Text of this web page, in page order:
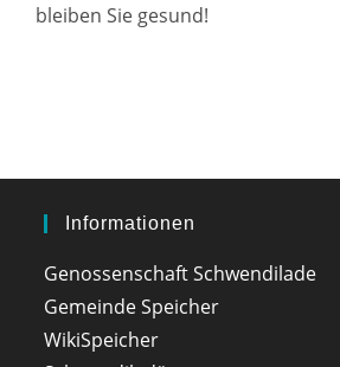
bleiben Sie gesund!
Informationen
Genossenschaft Schwendilade
Gemeinde Speicher
WikiSpeicher